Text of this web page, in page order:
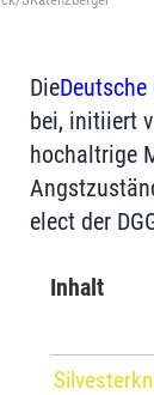
Die
bei, initiiert
hochaltrige
elect der
Inhalt